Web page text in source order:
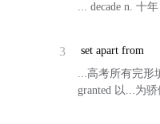
... decade n. 十
3
set apart from
...高考所有完形
granted 以...为